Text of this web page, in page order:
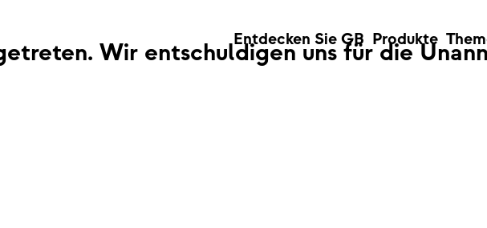
Entdecken Sie GB Produkte
Wir entschuldigen uns für die